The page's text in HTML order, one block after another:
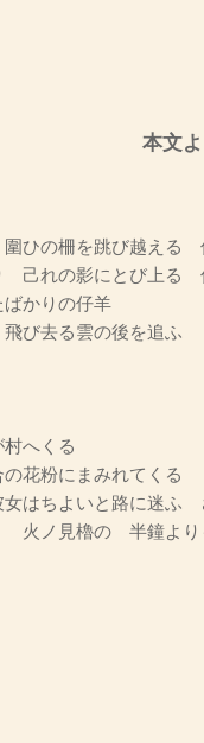
本文よ
ひの柵を跳び越える
己れの影にとび上る
かりの仔羊
び去る雲の後を追ふ
へくる
花粉にまみれてくる
はちよいと路に迷ふ
火ノ見櫓の 半鐘より